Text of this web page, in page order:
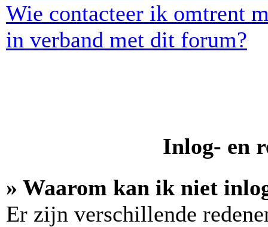
Wie contacteer ik omtrent
in verband met dit forum?
Inlog- en
» Waarom kan ik niet
Er zijn verschillende